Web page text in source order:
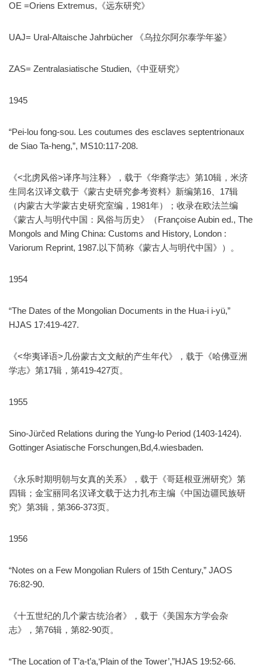
OE =Oriens Extremus,《远东研究》
UAJ= Ural-Altaische Jahrbücher 《乌拉尔阿尔泰学年鉴》
ZAS= Zentralasiatische Studien,《中亚研究》
1945
“Pei-lou fong-sou. Les coutumes des esclaves septentrionaux
de Siao Ta-heng,”, MS10:117-208.
《<北虏风俗>译序与注释》，载于《华裔学志》第10辑，米济
生同名汉译文载于《蒙古史研究参考资料》新编第16、17辑
（内蒙古大学蒙古史研究室编，1981年）；收录在欧法兰编
《蒙古人与明代中国：风俗与历史》（Françoise Aubin ed., The
Mongols and Ming China: Customs and History, London :
Variorum Reprint, 1987.以下简称《蒙古人与明代中国》）。
1954
“The Dates of the Mongolian Documents in the Hua-i i-yü,”
HJAS 17:419-427.
《<华夷译语>几份蒙古文文献的产生年代》，载于《哈佛亚洲
学志》第17辑，第419-427页。
1955
Sino-Jürčed Relations during the Yung-lo Period (1403-1424).
Gottinger Asiatische Forschungen,Bd,4.wiesbaden.
《永乐时期明朝与女真的关系》，载于《哥廷根亚洲研究》第
四辑；金宝丽同名汉译文载于达力扎布主编《中国边疆民族研
究》第3辑，第366-373页。
1956
“Notes on a Few Mongolian Rulers of 15th Century,” JAOS
76:82-90.
《十五世纪的几个蒙古统治者》，载于《美国东方学会杂
志》，第76辑，第82-90页。
“The Location of T’a-t’a,‘Plain of the Tower’,”HJAS 19:52-66.